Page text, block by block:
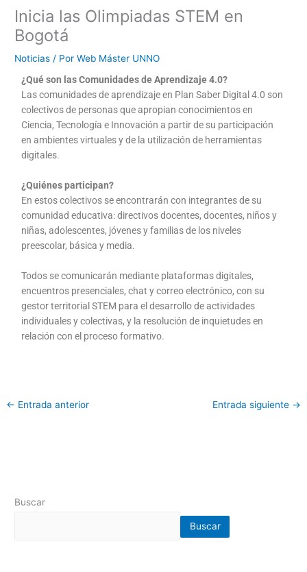
Inicia las Olimpiadas STEM en
Bogotá
Noticias / PorWeb Máster UNNO
¿Qué son las Comunidades de Aprendizaje 4.0?
Las comunidades de aprendizaje en Plan Saber Digital 4.0 son
colectivos de personas que apropian conocimientos en
Ciencia, Tecnología e Innovación a partir de su participación
en ambientes virtuales y de la utilización de herramientas
digitales.
¿Quiénes participan?
En estos colectivos se encontrarán con integrantes de su
comunidad educativa: directivos docentes, docentes, niños y
niñas, adolescentes, jóvenes y familias de los niveles
preescolar, básica y media.
Todos se comunicarán mediante plataformas digitales,
encuentros presenciales, chat y correo electrónico, con su
gestor territorial STEM para el desarrollo de actividades
individuales y colectivas, y la resolución de inquietudes en
relación con el proceso formativo.
← Entrada anterior Entrada siguiente →
Buscar
Buscar